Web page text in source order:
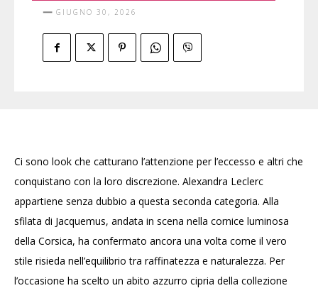
GIUGNO 30, 2026
Ci sono look che catturano l’attenzione per l’eccesso e altri che
conquistano con la loro discrezione. Alexandra Leclerc
appartiene senza dubbio a questa seconda categoria. Alla
sfilata di Jacquemus, andata in scena nella cornice luminosa
della Corsica, ha confermato ancora una volta come il vero
stile risieda nell’equilibrio tra raffinatezza e naturalezza. Per
l’occasione ha scelto un abito azzurro cipria della collezione